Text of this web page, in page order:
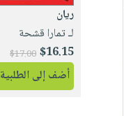
ريان
لـ تمارا قشحة
$16.15
$17.00
أضف إلى الطلبية